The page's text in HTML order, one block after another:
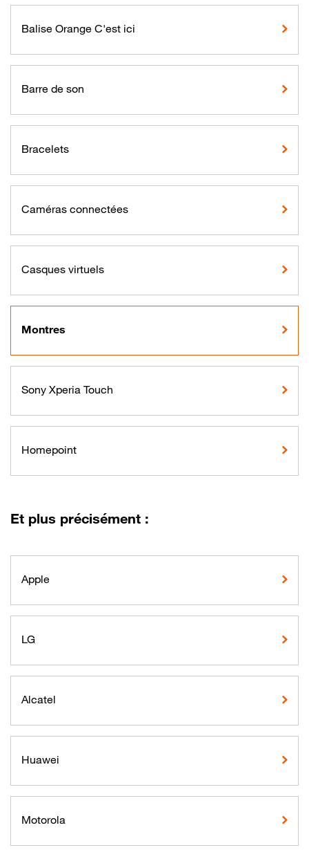
Balise Orange C'est ici
Barre de son
Bracelets
Caméras connectées
Casques virtuels
Montres
Sony Xperia Touch
Homepoint
Et plus précisément :
Apple
LG
Alcatel
Huawei
Motorola